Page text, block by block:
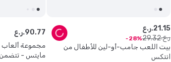
بيت اللعب جامب-أو-لين للأطفال من
انتكس
ر.ع.21 .15
ر.ع.
29.32
28
مجموعة ألعاب
مايتس - تتضمن
ر.ع.90.77